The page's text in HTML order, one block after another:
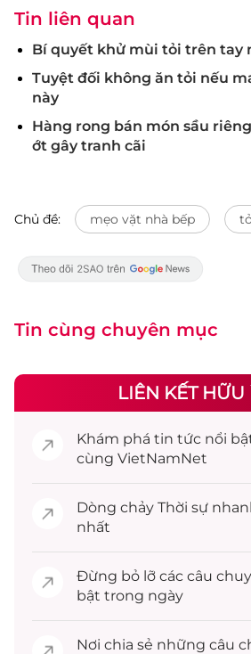
Tin liên quan
Bí quyết khử mùi tỏi trên tay
Tuyệt đối không ăn tỏi nếu
này
Hàng rong bán món sầu
ớt gây tranh cãi
Chủ đề: mẹo vặt nhà bếp
Tin cùng chuyên mục
LIÊN KẾT HỮU
Khám phá tin tức nổi
cùng VietNamNet
Dòng chảy Thời sự
nhất
Đừng bỏ lỡ các câu
bật trong ngày
Nơi chia sẻ những câu